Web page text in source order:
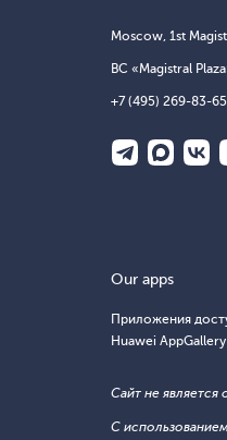
Moscow, 1st
BC «Magistral
+7 (495) 269-83-65
Our apps
Приложения
Huawei
Сайт не
С